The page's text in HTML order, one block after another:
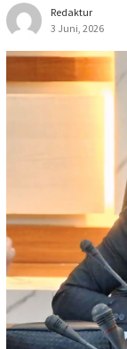
Redaktur
3 Juni, 2026